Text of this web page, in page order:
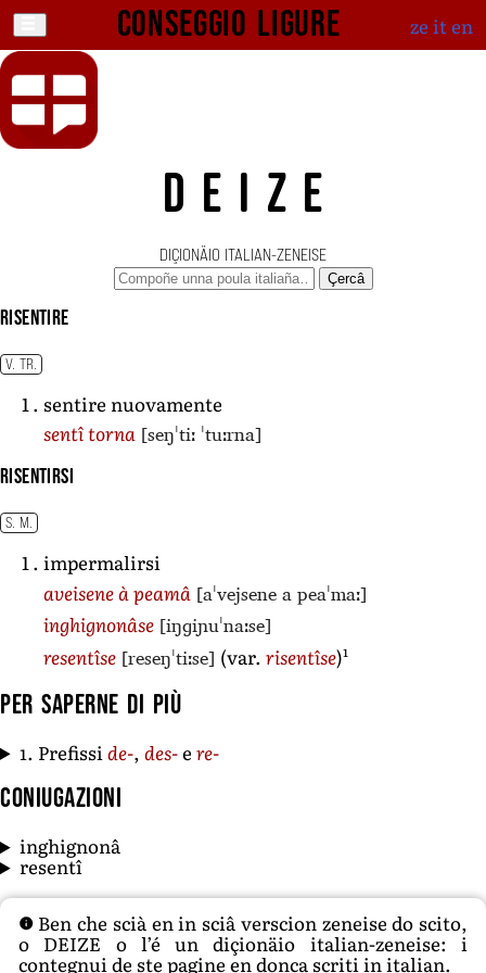
Conseggio ligure ze iten
DEIZE
DIÇIONÄIO ITALIAN-ZENEISE
Çercâ
risentire
V. TR.
sentire nuovamente
sentî torna [seŋˈtiː ˈtuːrna]
risentirsi
S. M.
impermalirsi
aveisene à peamâ [aˈvejsene a peaˈmaː]
inghignonâse [iŋɡiɲuˈnaːse]
resentîse [reseŋˈtiːse] (var. risentîse)1
Per saperne di più
1. Prefisside-,des-ere-
Coniugazioni
inghignonâ
resentî
Ben che scià en in sciâ verscion zeneise do scito,
o DEIZE o l’é un diçionäio italian-zeneise: i
contegnui de ste pagine en donca scriti in italian.